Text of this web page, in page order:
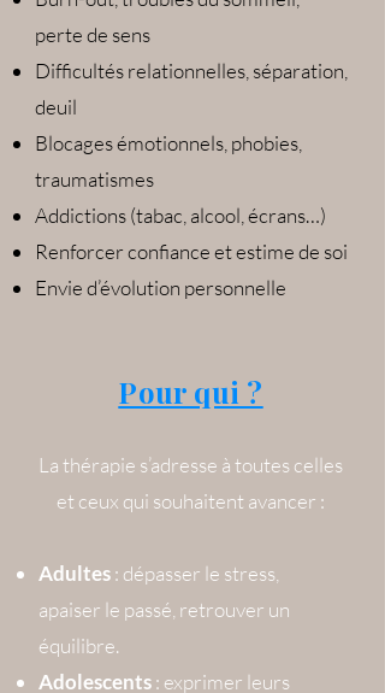
perte de sens
Difficultés relationnelles, séparation,
deuil
Blocages émotionnels, phobies,
traumatismes
Addictions (tabac, alcool, écrans…)
Renforcer confiance et estime de soi
Envie d’évolution personnelle
Pour qui ?
La thérapie s’adresse à toutes celles
et ceux qui souhaitent avancer :
Adultes: dépasser le stress,
apaiser le passé, retrouver un
équilibre.
Adolescents: exprimer leurs